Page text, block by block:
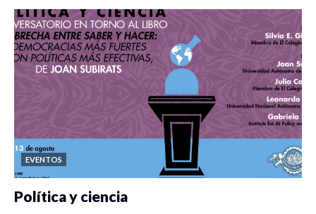
EVENTOS
Política y ciencia